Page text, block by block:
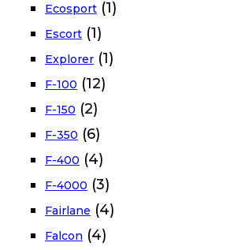
Ecosport (1)
Escort (1)
Explorer (1)
F-100 (12)
F-150 (2)
F-350 (6)
F-400 (4)
F-4000 (3)
Fairlane (4)
Falcon (4)